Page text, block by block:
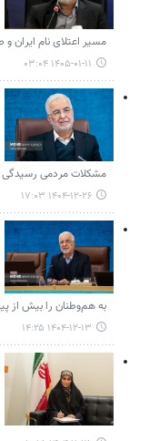
مسیر اعتلای نام ایران
۱۴۰۵-۰۱-۱۱ ۰۳:۰۴
مشکلات مردمی
۱۴۰۴-۱۲-۲۶ ۱۷:۰۳
به هم‌وطنان را بیش از
۱۴۰۴-۱۲-۱۳ ۱۴:۲۵